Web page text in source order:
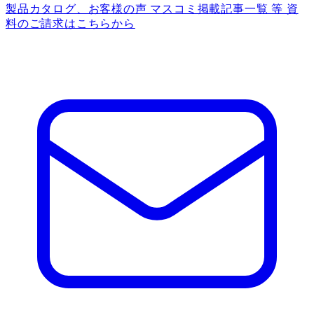
製品カタログ、お客様の声 マスコミ掲載記事一覧 等 資
料のご請求はこちらから